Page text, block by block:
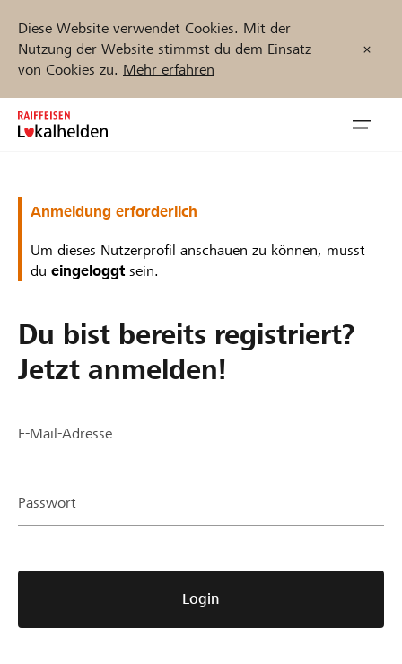
Diese Website verwendet Cookies. Mit der
Nutzung der Website stimmst du dem Einsatz
von Cookies zu. Mehr erfahren
Zum
Inhalt
Unterstützen
Partner / Raiffeisenbank
Jetzt starten
Anmeldung erforderlich
Um dieses Nutzerprofil anschauen zu können, musst
du eingeloggt sein.
Du bist bereits registriert?
Jetzt anmelden!
E-Mail-Adresse
Passwort
Login